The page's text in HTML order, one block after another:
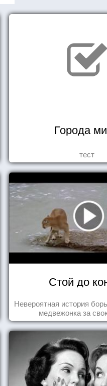
Города
тест
Стой до
Невероятная история
медвежонка за